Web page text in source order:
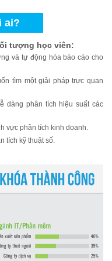
ai?
tượng học viên:
và tự động hóa báo cáo cho
tìm một giải pháp trực quan
dàng phân tích hiệu suất các
vực phân tích kinh doanh.
tích kỹ thuật số.